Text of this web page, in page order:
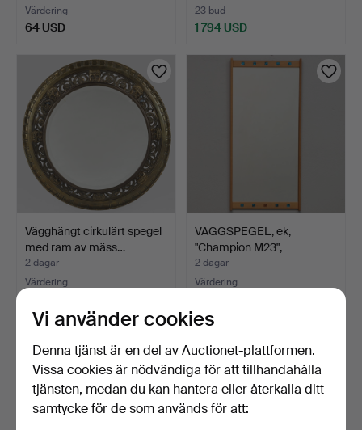
Värdering
64 USD
23 bud
1 794 USD
Vägghängt cirkulärt spegel
med ram av mäss…
2 dagar
Värdering
VÄGGSPEGEL, ek,
"Champion M23",
Rågglasapp…
2 dagar
Värdering
Vi använder cookies
Denna tjänst är en del av Auctionet-plattformen.
Vissa cookies är nödvändiga för att tillhandahålla
tjänsten, medan du kan hantera eller återkalla ditt
samtycke för de som används för att: